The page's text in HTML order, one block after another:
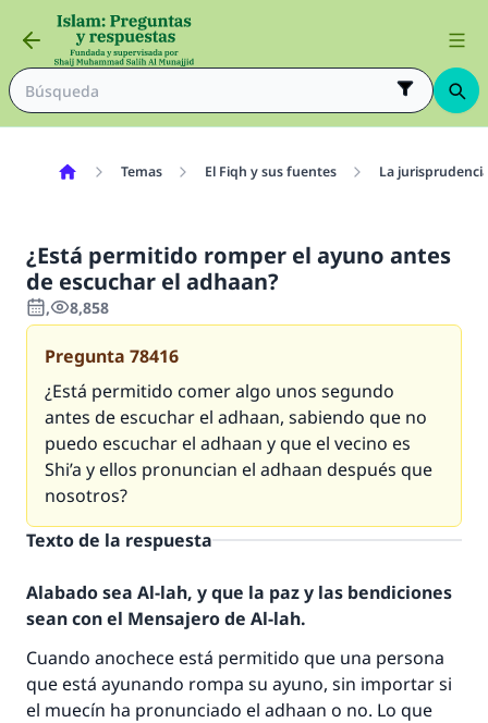
Temas El Fiqh y sus fuentes La
¿Está permitido romper el ayuno antes
de escuchar el adhaan?
, 8,858
Pregunta 78416
¿Está permitido comer algo unos segundo
antes de escuchar el adhaan, sabiendo que no
puedo escuchar el adhaan y que el vecino es
Shi’a y ellos pronuncian el adhaan después que
nosotros?
Texto de la respuesta
Alabado sea Al-lah, y que la paz y las bendiciones
sean con el Mensajero de Al-lah.
Cuando anochece está permitido que una persona
que está ayunando rompa su ayuno, sin importar si
el muecín ha pronunciado el adhaan o no. Lo que